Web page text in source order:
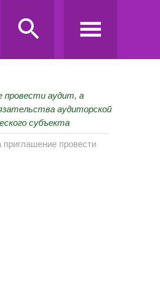
провести аудит, а
аудиторской
субъекта
провести